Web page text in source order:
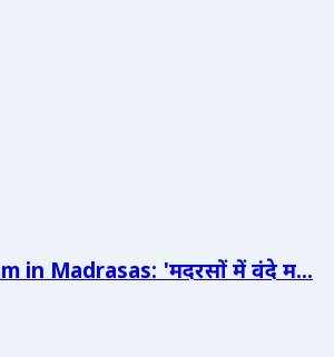
in Madrasas: 'मदरसों में वंदे म...